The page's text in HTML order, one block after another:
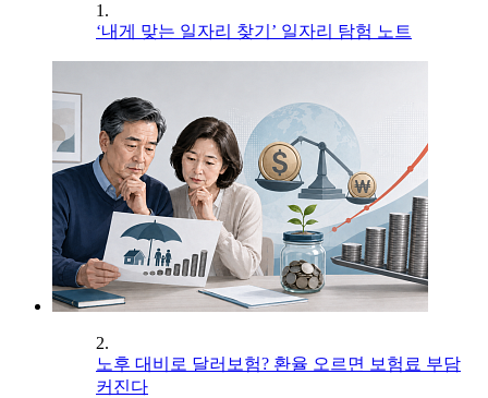
1.
‘내게 맞는 일자리 찾기’ 일자리 탐험 노트
2.
노후 대비로 달러보험? 환율 오르면 보험료 부담
커진다